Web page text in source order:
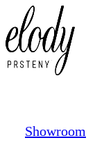
Showroom